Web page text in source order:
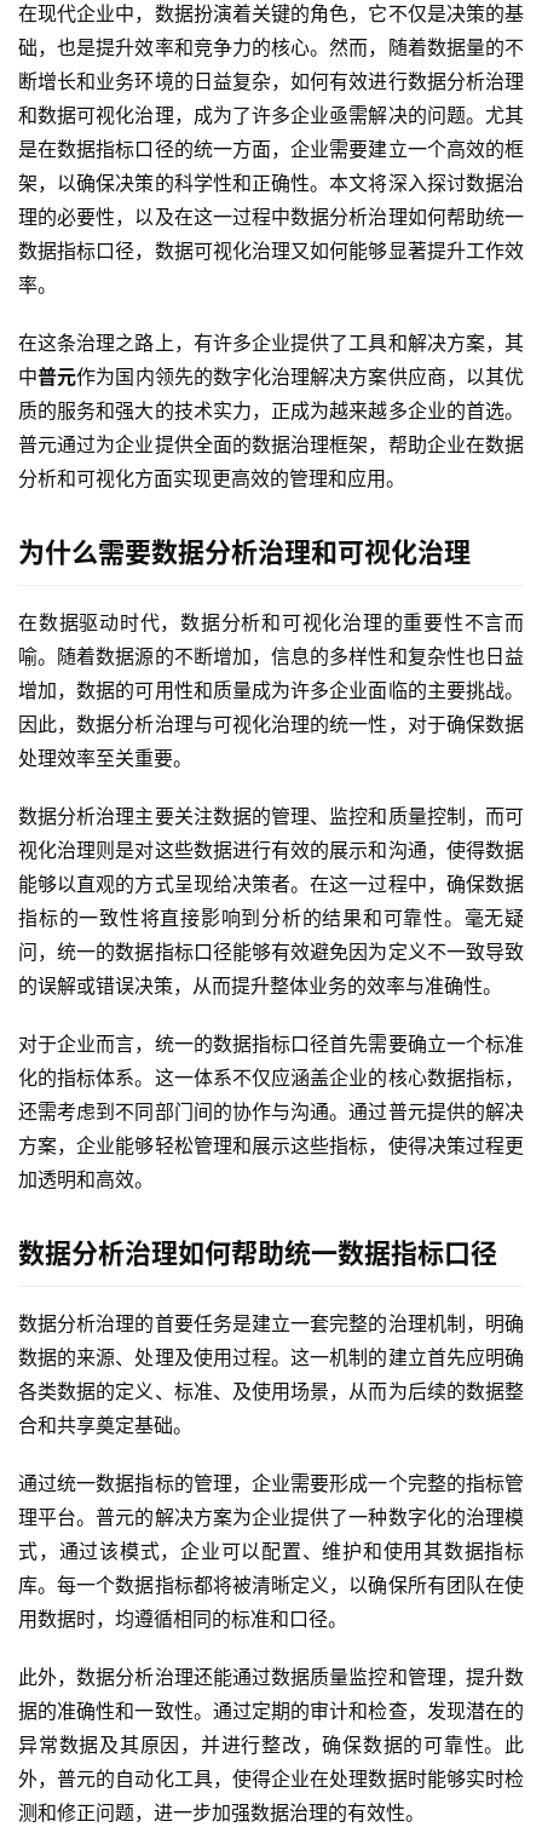
最
新
活
在现代企业中，数据扮演着关键的角色，它不仅是决策的基
础，也是提升效率和竞争力的核心。然而，随着数据量的不
断增长和业务环境的日益复杂，如何有效进行数据分析治理
和数据可视化治理，成为了许多企业亟需解决的问题。尤其
是在数据指标口径的统一方面，企业需要建立一个高效的框
架，以确保决策的科学性和正确性。本文将深入探讨数据治
理的必要性，以及在这一过程中数据分析治理如何帮助统一
数据指标口径，数据可视化治理又如何能够显著提升工作效
率。
在这条治理之路上，有许多企业提供了工具和解决方案，其
中普元作为国内领先的数字化治理解决方案供应商，以其优
质的服务和强大的技术实力，正成为越来越多企业的首选。
普元通过为企业提供全面的数据治理框架，帮助企业在数据
分析和可视化方面实现更高效的管理和应用。
为什么需要数据分析治理和可视化治理
在数据驱动时代，数据分析和可视化治理的重要性不言而
喻。随着数据源的不断增加，信息的多样性和复杂性也日益
增加，数据的可用性和质量成为许多企业面临的主要挑战。
因此，数据分析治理与可视化治理的统一性，对于确保数据
处理效率至关重要。
数据分析治理主要关注数据的管理、监控和质量控制，而可
视化治理则是对这些数据进行有效的展示和沟通，使得数据
能够以直观的方式呈现给决策者。在这一过程中，确保数据
指标的一致性将直接影响到分析的结果和可靠性。毫无疑
问，统一的数据指标口径能够有效避免因为定义不一致导致
的误解或错误决策，从而提升整体业务的效率与准确性。
对于企业而言，统一的数据指标口径首先需要确立一个标准
化的指标体系。这一体系不仅应涵盖企业的核心数据指标，
还需考虑到不同部门间的协作与沟通。通过普元提供的解决
方案，企业能够轻松管理和展示这些指标，使得决策过程更
加透明和高效。
数据分析治理如何帮助统一数据指标口径
数据分析治理的首要任务是建立一套完整的治理机制，明确
数据的来源、处理及使用过程。这一机制的建立首先应明确
各类数据的定义、标准、及使用场景，从而为后续的数据整
合和共享奠定基础。
通过统一数据指标的管理，企业需要形成一个完整的指标管
理平台。普元的解决方案为企业提供了一种数字化的治理模
式，通过该模式，企业可以配置、维护和使用其数据指标
库。每一个数据指标都将被清晰定义，以确保所有团队在使
用数据时，均遵循相同的标准和口径。
此外，数据分析治理还能通过数据质量监控和管理，提升数
据的准确性和一致性。通过定期的审计和检查，发现潜在的
异常数据及其原因，并进行整改，确保数据的可靠性。此
外，普元的自动化工具，使得企业在处理数据时能够实时检
测和修正问题，进一步加强数据治理的有效性。